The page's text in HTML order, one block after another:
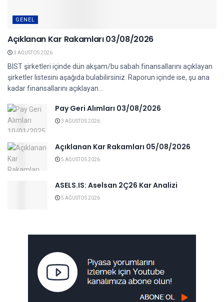
GENEL
Açıklanan Kar Rakamları 03/08/2026
3 AĞUSTOS 2026
BIST şirketleri içinde dün akşam/bu sabah finansallarını açıklayan
şirketler listesini aşağıda bulabilirsiniz. Raporun içinde ise, şu ana
kadar finansallarını açıklayan...
Pay Geri Alımları 03/08/2026
3 AĞUSTOS 2026
Açıklanan Kar Rakamları 05/08/2026
5 AĞUSTOS 2026
ASELS.IS: Aselsan 2Ç26 Kar Analizi
5 AĞUSTOS 2026